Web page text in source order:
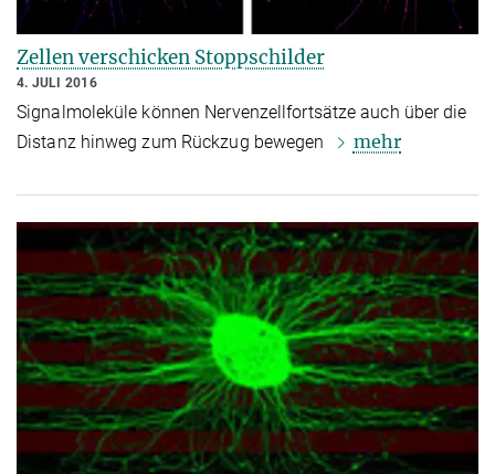
Zellen verschicken Stoppschilder
4. JULI 2016
Signalmoleküle können Nervenzellfortsätze auch über die
Distanz hinweg zum Rückzug bewegen
mehr